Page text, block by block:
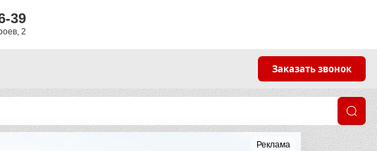
39
2
Заказать звонок
Реклама